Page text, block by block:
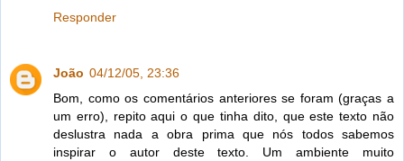
Responder
João 04/12/05, 23:36
Bom, como os comentários anteriores se foram (graças a
um erro), repito aqui o que tinha dito, que este texto não
deslustra nada a obra prima que nós todos sabemos
inspirar o autor deste texto. Um ambiente muito